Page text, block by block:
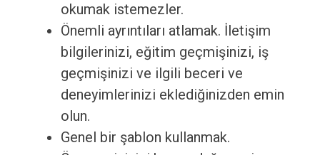
okumak istemezler.
Önemli ayrıntıları atlamak. İletişim
bilgilerinizi, eğitim geçmişinizi, iş
geçmişinizi ve ilgili beceri ve
deneyimlerinizi eklediğinizden emin
olun.
Genel bir şablon kullanmak.